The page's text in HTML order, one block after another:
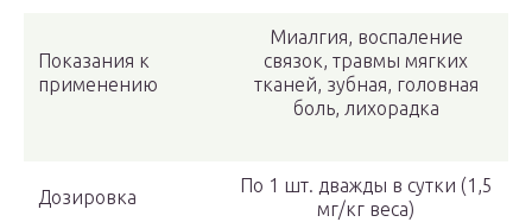
Показания к
применению
Миалгия, воспаление
связок, травмы мягких
тканей, зубная, головная
боль, лихорадка
Дозировка
По 1 шт. дважды в сутки (1,5
мг/кг веса)